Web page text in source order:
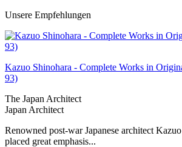
Unsere Empfehlungen
Kazuo Shinohara - Complete Works in
93)
The Japan Architect
Japan Architect
Renowned post-war Japanese architect
placed great emphasis...